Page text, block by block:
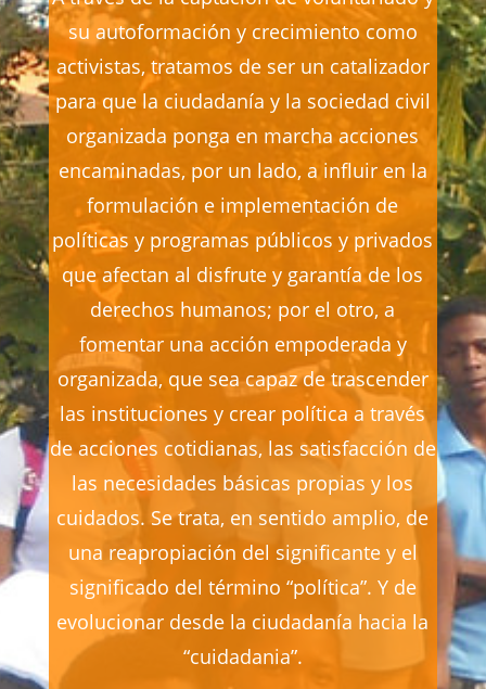
su autoformación y crecimiento como
activistas, tratamos de ser un catalizador
para que la ciudadanía y la sociedad civil
organizada ponga en marcha acciones
encaminadas, por un lado, a influir en la
formulación e implementación de
políticas y programas públicos y privados
que afectan al disfrute y garantía de los
derechos humanos; por el otro, a
fomentar una acción empoderada y
organizada, que sea capaz de trascender
las instituciones y crear política a través
de acciones cotidianas, las satisfacción de
las necesidades básicas propias y los
cuidados. Se trata, en sentido amplio, de
una reapropiación del significante y el
significado del término “política”. Y de
evolucionar desde la ciudadanía hacia la
“cuidadania”.